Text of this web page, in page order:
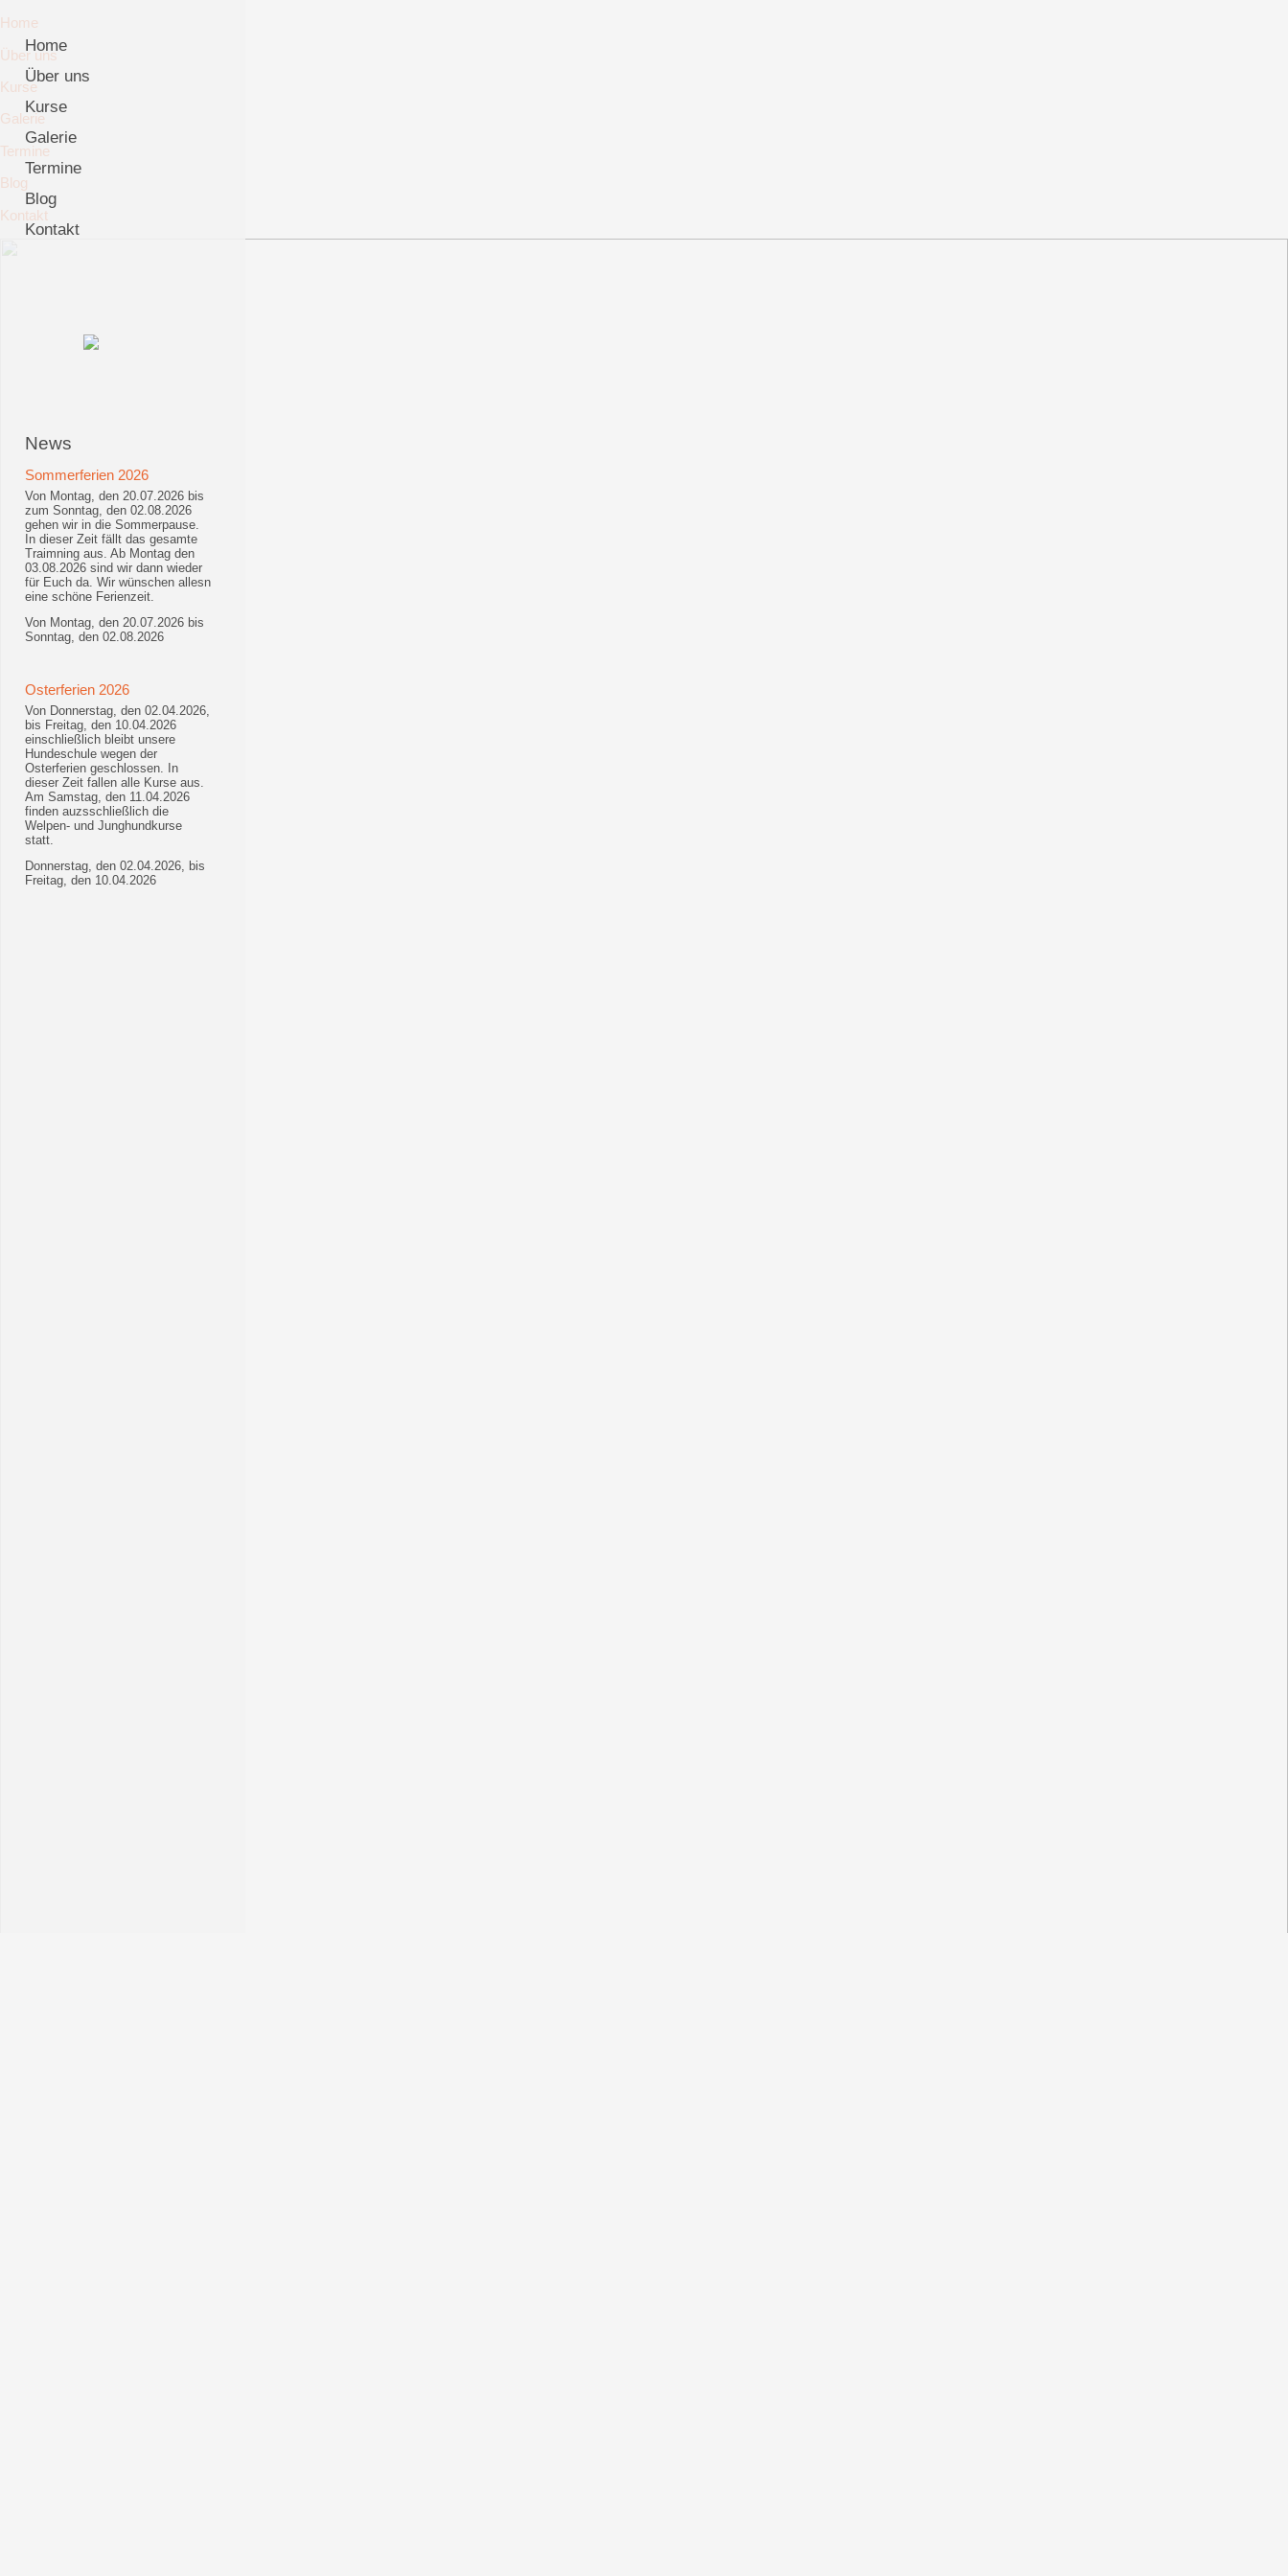
Home
Über uns
Kurse
Galerie
Termine
Blog
Kontakt
Home
Über uns
Kurse
Galerie
Termine
Blog
Kontakt
News
Sommerferien 2026
Von Montag, den 20.07.2026 bis
zum Sonntag, den 02.08.2026
gehen wir in die Sommerpause.
In dieser Zeit fällt das gesamte
Traimning aus. Ab Montag den
03.08.2026 sind wir dann wieder
für Euch da. Wir wünschen allesn
eine schöne Ferienzeit.
Von Montag, den 20.07.2026 bis
Sonntag, den 02.08.2026
Osterferien 2026
Von Donnerstag, den 02.04.2026,
bis Freitag, den 10.04.2026
einschließlich bleibt unsere
Hundeschule wegen der
Osterferien geschlossen. In
dieser Zeit fallen alle Kurse aus.
Am Samstag, den 11.04.2026
finden auzsschließlich die
Welpen- und Junghundkurse
statt.
Donnerstag, den 02.04.2026, bis
Freitag, den 10.04.2026